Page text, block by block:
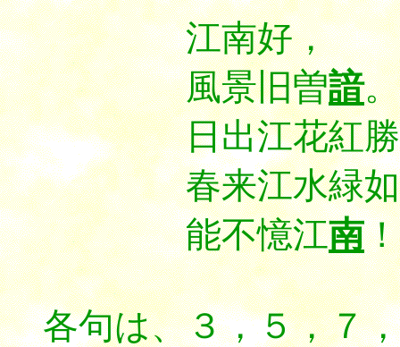
江南好，
風景旧曽諳。
日出江花紅勝
春来江水緑如
能不憶江南
各句は、３，５，７，